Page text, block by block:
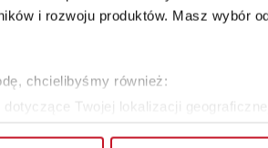
i rozwoju produktów. Masz wybór
chcielibyśmy również:
Twojej lokalizacji
urządzenie, aktywnie analizując